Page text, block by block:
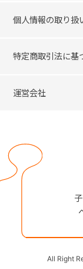
個人情報の取り扱
特定商取引法に基
運営会社
All Right